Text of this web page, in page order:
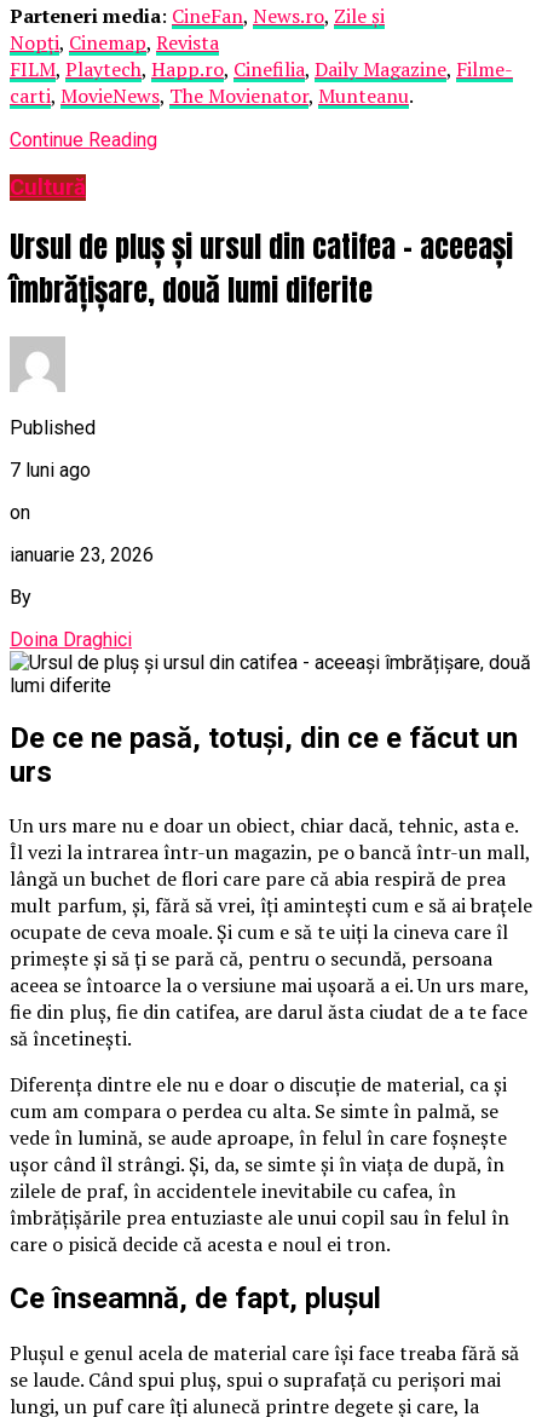
Parteneri media: CineFan, News.ro, Zile și
Nopți, Cinemap, Revista
FILM, Playtech, Happ.ro, Cinefilia, Daily Magazine, Filme-
carti, MovieNews, The Movienator, Munteanu.
Continue Reading
Cultură
Ursul de pluș și ursul din catifea – aceeași
îmbrățișare, două lumi diferite
Published
7 luni ago
on
ianuarie 23, 2026
By
Doina Draghici
De ce ne pasă, totuși, din ce e făcut un
urs
Un urs mare nu e doar un obiect, chiar dacă, tehnic, asta e.
Îl vezi la intrarea într-un magazin, pe o bancă într-un mall,
lângă un buchet de flori care pare că abia respiră de prea
mult parfum, și, fără să vrei, îți amintești cum e să ai brațele
ocupate de ceva moale. Și cum e să te uiți la cineva care îl
primește și să ți se pară că, pentru o secundă, persoana
aceea se întoarce la o versiune mai ușoară a ei. Un urs mare,
fie din pluș, fie din catifea, are darul ăsta ciudat de a te face
să încetinești.
Diferența dintre ele nu e doar o discuție de material, ca și
cum am compara o perdea cu alta. Se simte în palmă, se
vede în lumină, se aude aproape, în felul în care foșnește
ușor când îl strângi. Și, da, se simte și în viața de după, în
zilele de praf, în accidentele inevitabile cu cafea, în
îmbrățișările prea entuziaste ale unui copil sau în felul în
care o pisică decide că acesta e noul ei tron.
Ce înseamnă, de fapt, plușul
Plușul e genul acela de material care își face treaba fără să
se laude. Când spui pluș, spui o suprafață cu perișori mai
lungi, un puf care îți alunecă printre degete și care, la